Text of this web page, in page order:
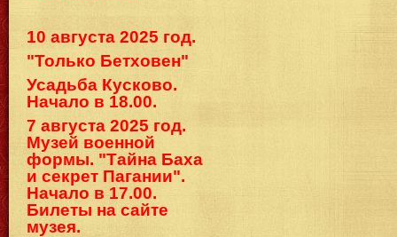
10 августа 2025 год.
"Только Бетховен"
Усадьба Кусково.
Начало в 18.00.
7 августа 2025 год.
Музей военной
формы. "Тайна Баха
и секрет Пагании".
Начало в 17.00.
Билеты на сайте
музея.